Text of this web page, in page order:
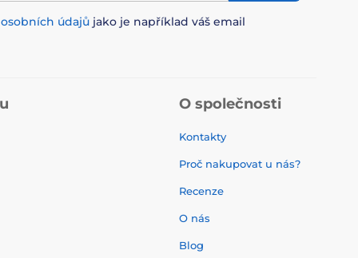
osobních údajů jako je například váš email
O společnosti
Kontakty
Proč nakupovat u nás?
Recenze
O nás
Blog